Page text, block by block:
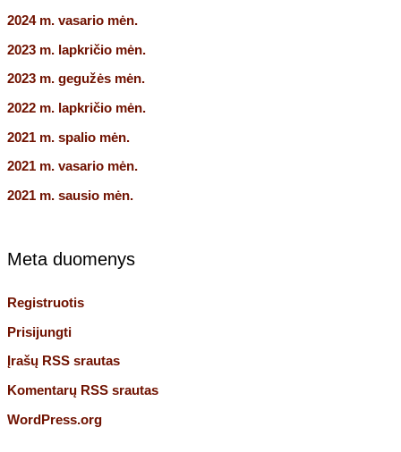
2024 m. vasario mėn.
2023 m. lapkričio mėn.
2023 m. gegužės mėn.
2022 m. lapkričio mėn.
2021 m. spalio mėn.
2021 m. vasario mėn.
2021 m. sausio mėn.
Meta duomenys
Registruotis
Prisijungti
Įrašų RSS srautas
Komentarų RSS srautas
WordPress.org